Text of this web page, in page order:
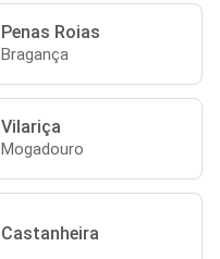
Penas Roias
Bragança
Vilariça
Mogadouro
Castanheira